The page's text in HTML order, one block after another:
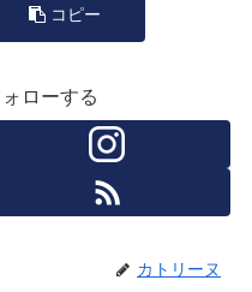
コピー
ローする
カトリーヌ